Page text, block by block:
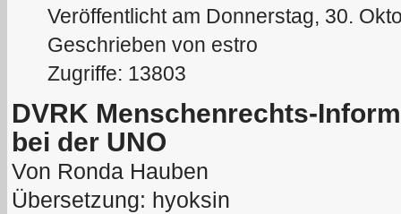
Veröffentlicht am Donnerstag, 30.
Geschrieben von estro
Zugriffe: 13803
DVRK Menschenrechts-
bei der UNO
Von Ronda Hauben
Übersetzung: hyoksin